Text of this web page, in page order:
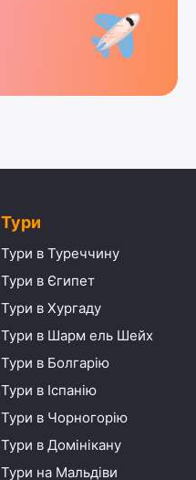
Тури
Тури в Туреччину
Тури в Єгипет
Тури в Хургаду
Тури в Шарм ель Шейх
Тури в Болгарію
Тури в Іспанію
Тури в Чорногорію
Тури в Домінікану
Тури на Мальдіви